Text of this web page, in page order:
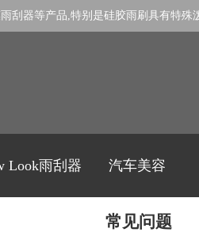
刮器等产品,特别是硅胶雨刷 具有特殊
Look雨刮器 汽车美容
常见问题